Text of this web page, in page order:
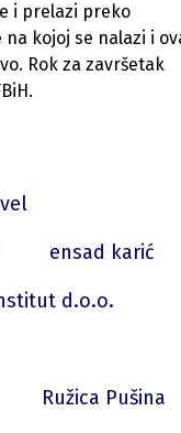
i prelazi preko
kojoj se nalazi i
Rok za završetak
ensad karić
d.o.o.
Ružica Pušina